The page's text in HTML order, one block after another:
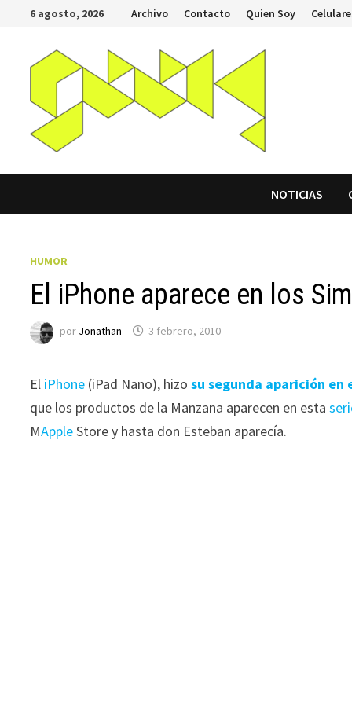
Saltar
contenido
6 agosto, 2026 Archivo Contacto Quien Soy
NOTICIAS
HUMOR
El iPhone aparece en los
por Jonathan 3 febrero, 2010
El iPhone (iPad Nano), hizosu segunda aparición en
que los productos de la Manzana aparecen en esta
MAppleStore y hasta don Esteban aparecía.